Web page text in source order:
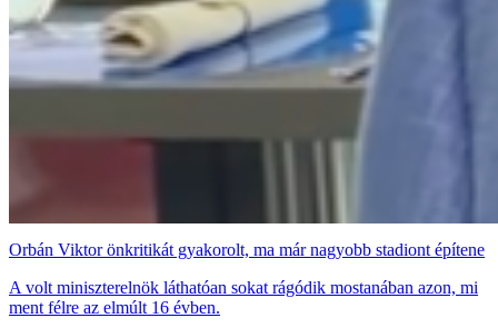
Orbán Viktor önkritikát gyakorolt, ma már nagyobb stadiont építene
A volt miniszterelnök láthatóan sokat rágódik mostanában azon, mi
ment félre az elmúlt 16 évben.